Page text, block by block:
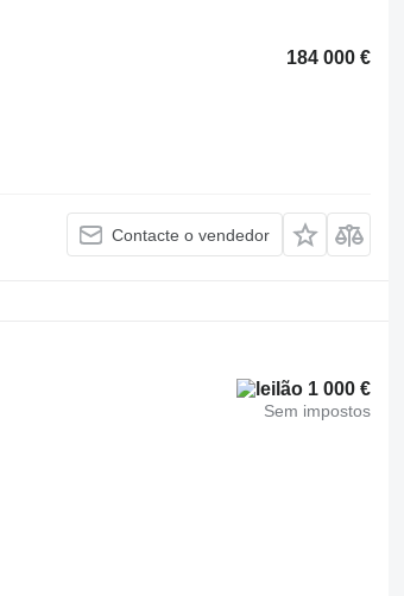
184 000 €
Contacte o vendedor
1 000 €
Sem impostos